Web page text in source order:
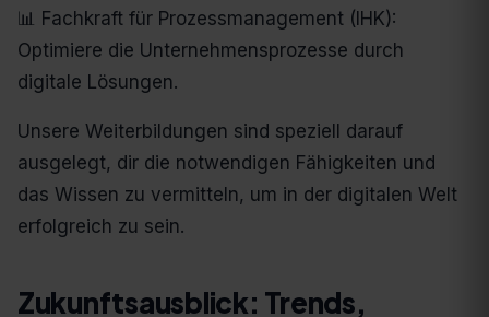
📊 Fachkraft für Prozessmanagement (IHK):
Optimiere die Unternehmensprozesse durch
digitale Lösungen.
Unsere Weiterbildungen sind speziell darauf
ausgelegt, dir die notwendigen Fähigkeiten und
das Wissen zu vermitteln, um in der digitalen Welt
erfolgreich zu sein.
Zukunftsausblick: Trends,